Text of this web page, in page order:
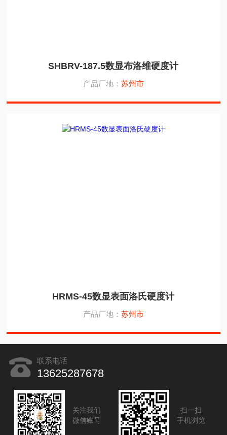
SHBRV-187.5数显布洛维硬度计
产品厂地： 苏州市
HRMS-45数显表面洛氏硬度计
产品厂地： 苏州市
联系电话
13625287678
关注我们
微信账号
扫一扫
手机浏览